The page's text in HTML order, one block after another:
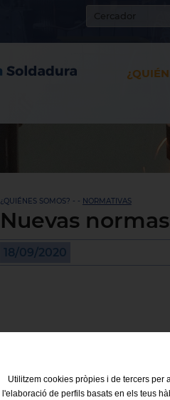
¿QUIÉNES SOMOS? - - NORMATIVAS
Nuevas
18/09/2020
Utilitzem cookies pròpies i de tercers per
l'elaboració de perfils basats en els teus